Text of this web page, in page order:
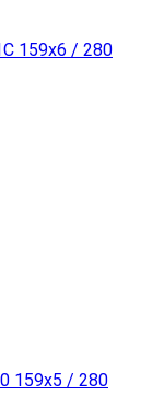
159x6 / 280
159x5 / 280